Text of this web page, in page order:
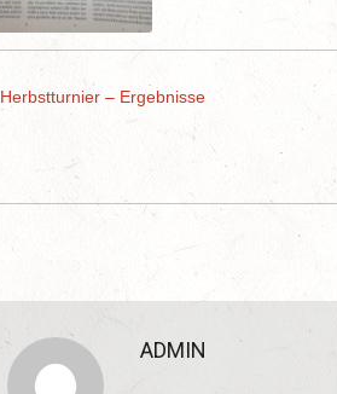
Herbstturnier – Ergebnisse
ADMIN